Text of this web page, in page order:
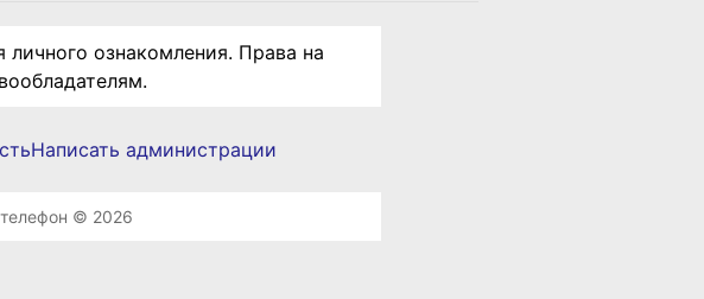
ознакомления. Права на
Написать администрации
© 2026